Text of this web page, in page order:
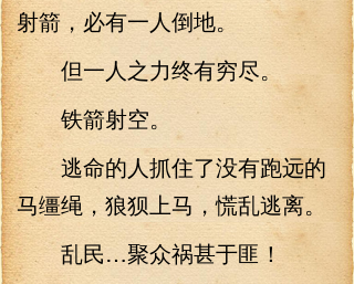
射箭，必有一人倒地。
但一人之力终有穷尽。
铁箭射空。
逃命的人抓住了没有跑远的
马缰绳，狼狈上马，慌乱逃离。
乱民…聚众祸甚于匪！